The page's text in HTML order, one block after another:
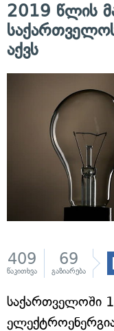
2019 წლის
აქვს
409
წაკითხვა
69
გაზიარება
საქართველოში